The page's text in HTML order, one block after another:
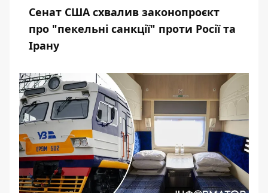
Сенат США схвалив законопроєкт
про "пекельні санкції" проти Росії та
Ірану